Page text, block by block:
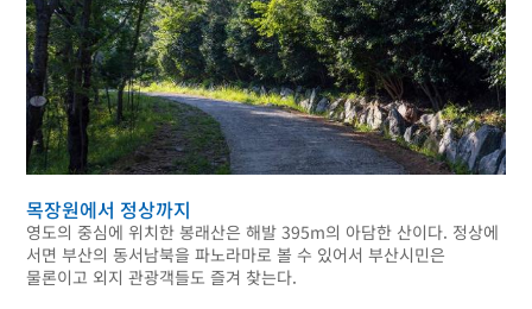
목장원에서 정상까지
영도의 중심에 위치한 봉래산은 해발 395m의 아담한 산이다. 정상에
서면 부산의 동서남북을 파노라마로 볼 수 있어서 부산시민은
물론이고 외지 관광객들도 즐겨 찾는다.